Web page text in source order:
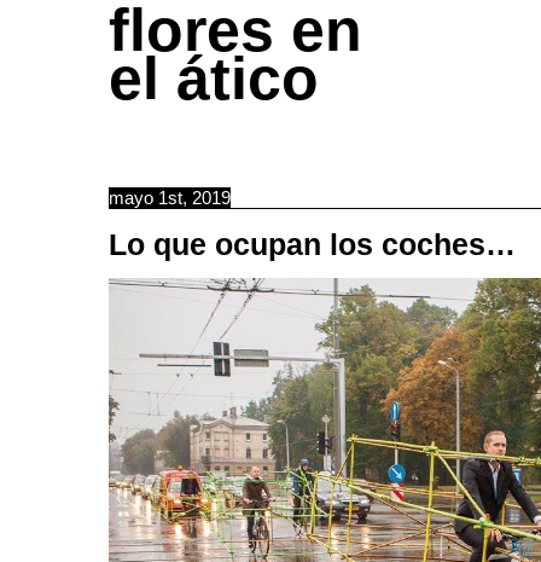
flores en
el ático
mayo 1st, 2019
Lo que ocupan los coches…